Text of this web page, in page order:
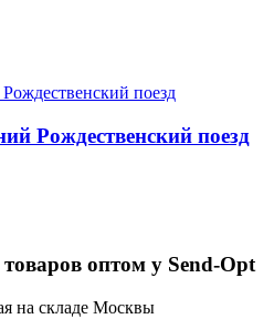
Рождественский поезд
оптом у Send-Opt
на складе Москвы